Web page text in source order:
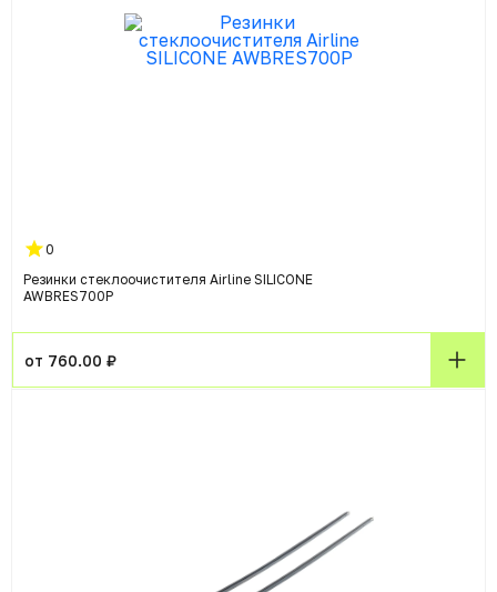
0
Резинки стеклоочистителя Airline SILICONE
AWBRES700P
от 760.00 ₽